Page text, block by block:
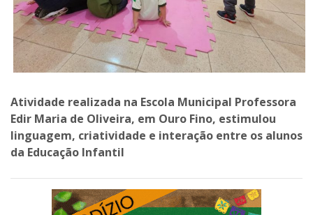
Atividade realizada na Escola Municipal Professora
Edir Maria de Oliveira, em Ouro Fino, estimulou
linguagem, criatividade e interação entre os alunos
da Educação Infantil